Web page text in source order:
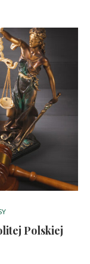
Polskiej